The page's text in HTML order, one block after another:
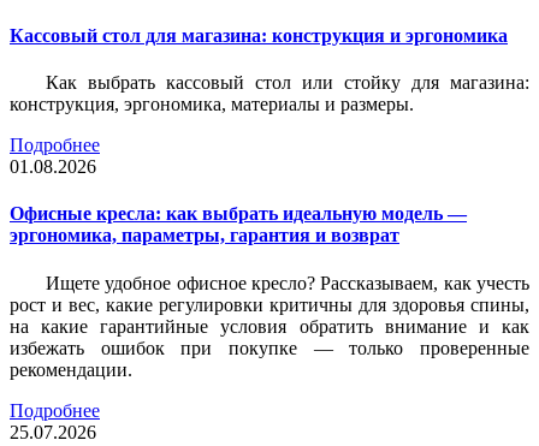
Кассовый стол для магазина: конструкция и эргономика
Как выбрать кассовый стол или стойку для магазина:
конструкция, эргономика, материалы и размеры.
Подробнее
01.08.2026
Офисные кресла: как выбрать идеальную модель —
эргономика, параметры, гарантия и возврат
Ищете удобное офисное кресло? Рассказываем, как учесть
рост и вес, какие регулировки критичны для здоровья спины,
на какие гарантийные условия обратить внимание и как
избежать ошибок при покупке — только проверенные
рекомендации.
Подробнее
25.07.2026